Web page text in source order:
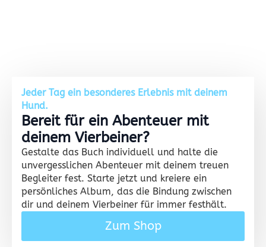
Jeder Tag ein besonderes Erlebnis mit deinem
Hund.
Bereit für ein Abenteuer mit
deinem Vierbeiner?
Gestalte das Buch individuell und halte die
unvergesslichen Abenteuer mit deinem treuen
Begleiter fest. Starte jetzt und kreiere ein
persönliches Album, das die Bindung zwischen
dir und deinem Vierbeiner für immer festhält.
Zum Shop